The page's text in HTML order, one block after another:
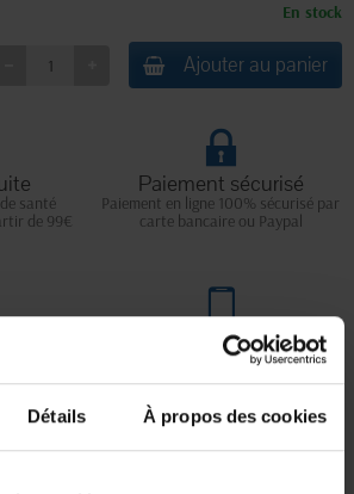
Détails À propos des cookies
En stock
Ajouter au panier
santé
de 99€
Paiement sécurisé
Paiement en ligne 100% sécurisé par
carte bancaire ou Paypal
Service client
Lundi au jeudi : 9h à 12h30 - 13h30 à
18h